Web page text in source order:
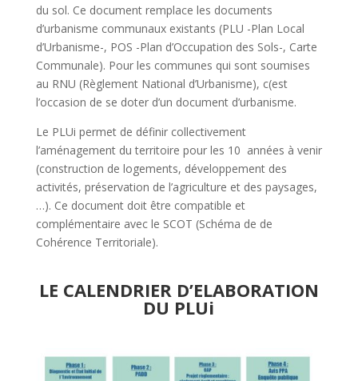
du sol. Ce document remplace les documents
d’urbanisme communaux existants (PLU -Plan Local
d’Urbanisme-, POS -Plan d’Occupation des Sols-, Carte
Communale). Pour les communes qui sont soumises
au RNU (Règlement National d’Urbanisme), c(est
l’occasion de se doter d’un document d’urbanisme.
Le PLUi permet de définir collectivement
l’aménagement du territoire pour les 10 années à venir
(construction de logements, développement des
activités, préservation de l’agriculture et des paysages,
…). Ce document doit être compatible et
complémentaire avec le SCOT (Schéma de de
Cohérence Territoriale).
LE CALENDRIER D’ELABORATION
DU PLUi